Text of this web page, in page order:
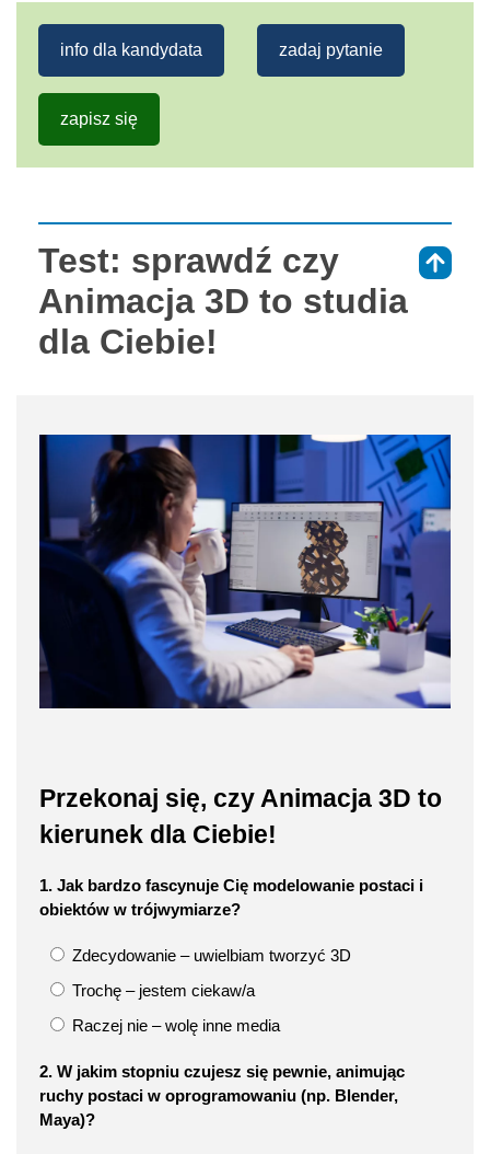
info dla kandydata zadaj pytanie
zapisz się
Test: sprawdź czy
Animacja 3D to studia
dla Ciebie!
Przekonaj się, czy Animacja 3D to
kierunek dla Ciebie!
1. Jak bardzo fascynuje Cię modelowanie postaci i
obiektów w trójwymiarze?
Zdecydowanie – uwielbiam tworzyć 3D
Trochę – jestem ciekaw/a
Raczej nie – wolę inne media
2. W jakim stopniu czujesz się pewnie, animując
ruchy postaci w oprogramowaniu (np. Blender,
Maya)?